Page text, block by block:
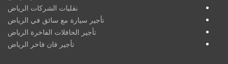
نقليات الشركات الرياض
تأجير سيارة مع سائق في الرياض
تأجير الحافلات الفاخرة الرياض
تأجير فان فاخر الرياض